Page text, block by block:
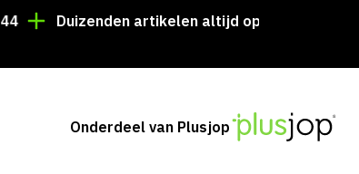
Duizenden artikelen altijd op voorraad!
Onderdeel van Plusjop